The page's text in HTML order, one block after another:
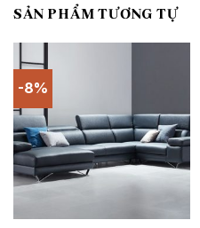
SẢN PHẨM TƯƠNG TỰ
-8%